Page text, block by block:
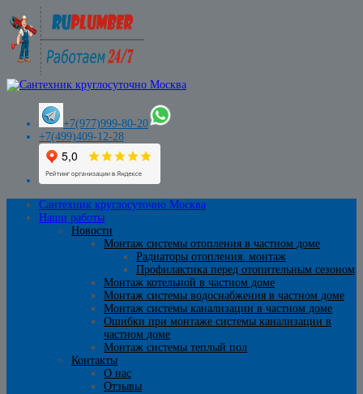
+7(977)999-80-20
+7(499)409-12-28
Сантехник круглосуточно Москва
Наши работы
Новости
Монтаж системы отопления в частном доме
Радиаторы отопления. монтаж
Профилактика перед отопительным сезоном
Монтаж котельной в частном доме
Монтаж системы водоснабжения в частном доме
Монтаж системы канализации в частном доме
Ошибки при монтаже системы канализации в
частном доме
Монтаж системы теплый пол
Контакты
О нас
Отзывы